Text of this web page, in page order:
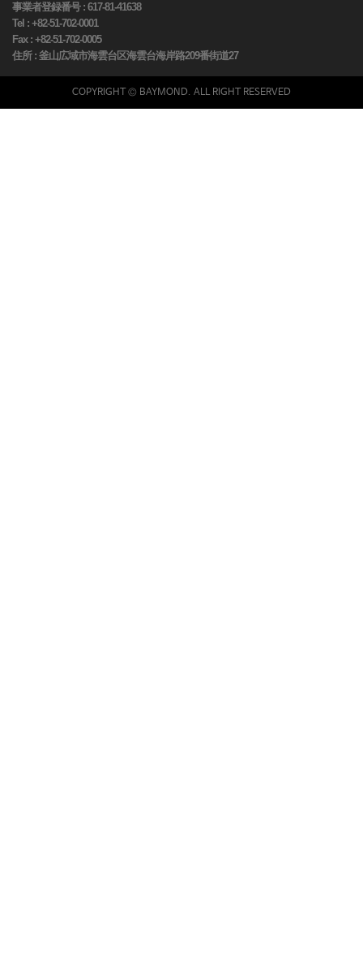
事業者登録番号 : 617-81-41638
Tel : +82-51-702-0001
Fax : +82-51-702-0005
住所 : 釜山広域市海雲台区海雲台海岸路209番街道27
COPYRIGHT © BAYMOND. ALL RIGHT RESERVED